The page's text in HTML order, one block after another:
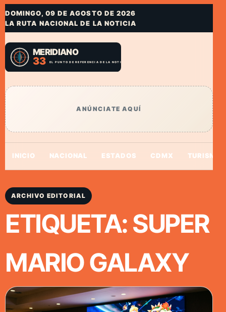
DOMINGO, 09 DE AGOSTO DE 2026
LA RUTA NACIONAL DE LA NOTICIA
ANÚNCIATE AQUÍ
INICIO NACIONAL ESTADOS CDMX TURISMO
ARCHIVO EDITORIAL
ETIQUETA: SUPER
MARIO GALAXY